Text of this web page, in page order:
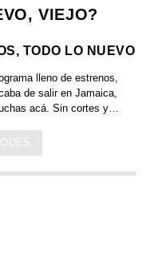
VIEJO?
TODO LO NUEVO
lleno de estrenos,
de salir enJamaica,
acá. Sin cortes y